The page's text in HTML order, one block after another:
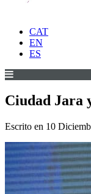
CAT
EN
ES
Ciudad Jara
Escrito en 10